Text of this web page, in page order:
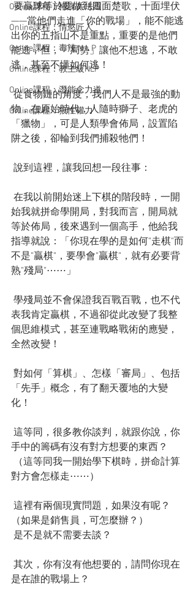
Online課程：權謀兵法道
Online課程：情慾匠人
Online課程：毒辣 N L P
Online課程：教主級NLP
Online課程：潛能念力道
Online課程：狼性權力
要贏球等於要做到四面楚歌，十面埋伏
——當他們走進「你的戰場」，能不能逃
出你的五指山不是重點，重要的是他們
能逃，但，「局勢」讓他不想逃，不敢
逃，甚至不懂如何逃！
從食物鏈的角度，我們人不是最強的動
物，在原始時代，人隨時獅子、老虎的
「獵物」，可是人類學會佈局，設置陷
阱之後，卻輪到我們捕殺牠們！
說到這裡，讓我回想一段往事：
始我就拼命學開局，對我而言，開局就
等於佈局，後來遇到一個高手，他給我
指導就說：「你現在學的是如何"走棋"而
不是"贏棋"，要學會"贏棋"，就有必要背
熟"殘局"⋯⋯」
表我肯定贏棋，不過卻從此改變了我整
個思維模式，甚至連戰略戰術的應變，
全然改變！
「先手」概念，有了翻天覆地的大變
化！
手中的籌碼有沒有對方想要的東西？
對方會怎樣走⋯⋯）
（如果是銷售員，可怎麼辦？）
是不是就不需要去談？
是在誰的戰場上？